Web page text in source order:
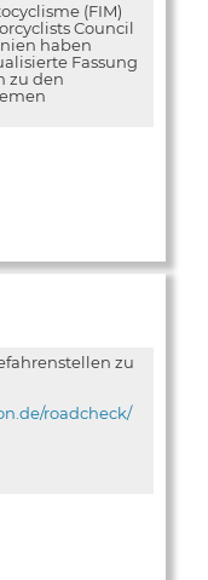
(FIM)
Council
haben
Fassung
zu den
zu
roadcheck/